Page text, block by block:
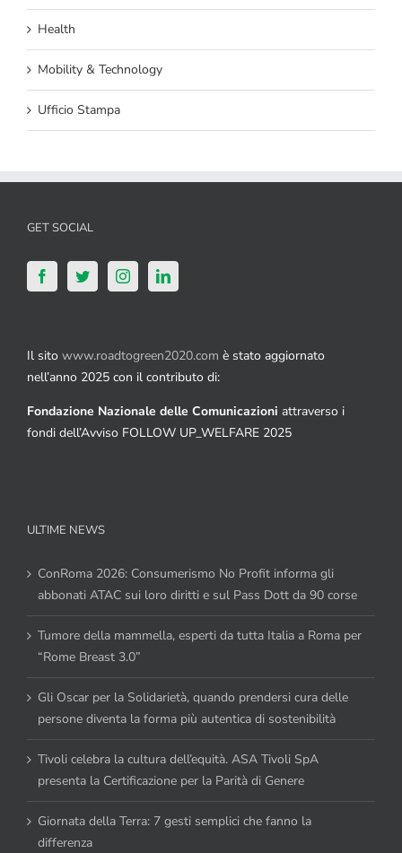
Health
Mobility & Technology
Ufficio Stampa
GET SOCIAL
Il sito www.roadtogreen2020.com è stato aggiornato
nell’anno 2025 con il contributo di:
Fondazione Nazionale delle Comunicazioni attraverso i
fondi dell’Avviso FOLLOW UP_WELFARE 2025
ULTIME NEWS
ConRoma 2026: Consumerismo No Profit informa gli
abbonati ATAC sui loro diritti e sul Pass Dott da 90 corse
Tumore della mammella, esperti da tutta Italia a Roma per
“Rome Breast 3.0”
Gli Oscar per la Solidarietà, quando prendersi cura delle
persone diventa la forma più autentica di sostenibilità
Tivoli celebra la cultura dell’equità. ASA Tivoli SpA
presenta la Certificazione per la Parità di Genere
Giornata della Terra: 7 gesti semplici che fanno la
differenza